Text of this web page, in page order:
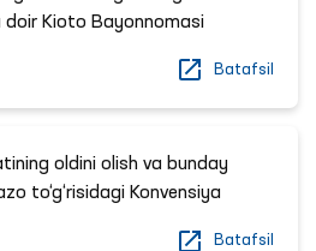
doir Kioto Bayonnomasi
Batafsil
oldini olish va bunday
to‘g‘risidagi Konvensiya
Batafsil